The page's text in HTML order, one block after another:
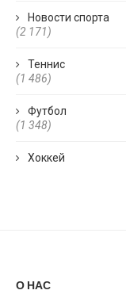
Новости спорта
(2 171)
Теннис
(1 486)
Футбол
(1 348)
Хоккей
О НАС